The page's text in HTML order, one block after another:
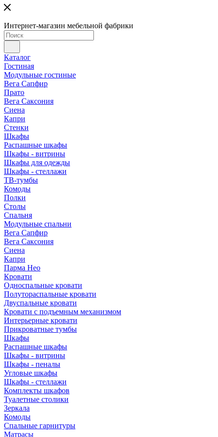
Интернет-магазин мебельной фабрики
Каталог
Гостиная
Модульные гостиные
Вега Сапфир
Прато
Вега Саксония
Сиена
Капри
Стенки
Шкафы
Распашные шкафы
Шкафы - витрины
Шкафы для одежды
Шкафы - стеллажи
ТВ-тумбы
Комоды
Полки
Столы
Спальня
Модульные спальни
Вега Сапфир
Вега Саксония
Сиена
Капри
Парма Нео
Кровати
Односпальные кровати
Полутораспальные кровати
Двуспальные кровати
Кровати с подъемным механизмом
Интерьерные кровати
Прикроватные тумбы
Шкафы
Распашные шкафы
Шкафы - витрины
Шкафы - пеналы
Угловые шкафы
Шкафы - стеллажи
Комплекты шкафов
Туалетные столики
Зеркала
Комоды
Спальные гарнитуры
Матрасы